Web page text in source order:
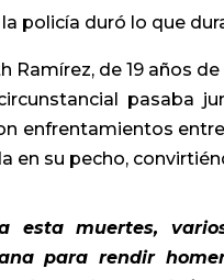
policía duró lo que
Ramírez, de 19 años
pasaba
enfrentamientos
en su pecho,
esta muertes,
para rendir